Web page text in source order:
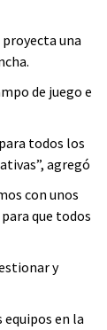
una
de juego e
todos los
agregó
con unos
que todos
y
en la